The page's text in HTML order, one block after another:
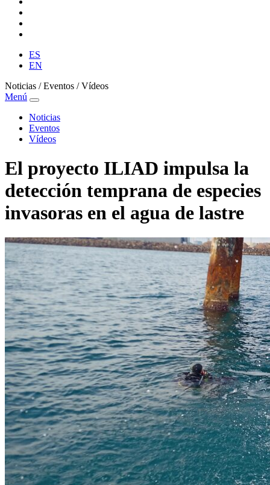
ES
EN
Noticias / Eventos / Vídeos
Menú
Noticias
Eventos
Vídeos
El proyecto ILIAD impulsa la
detección temprana de especies
invasoras en el agua de lastre